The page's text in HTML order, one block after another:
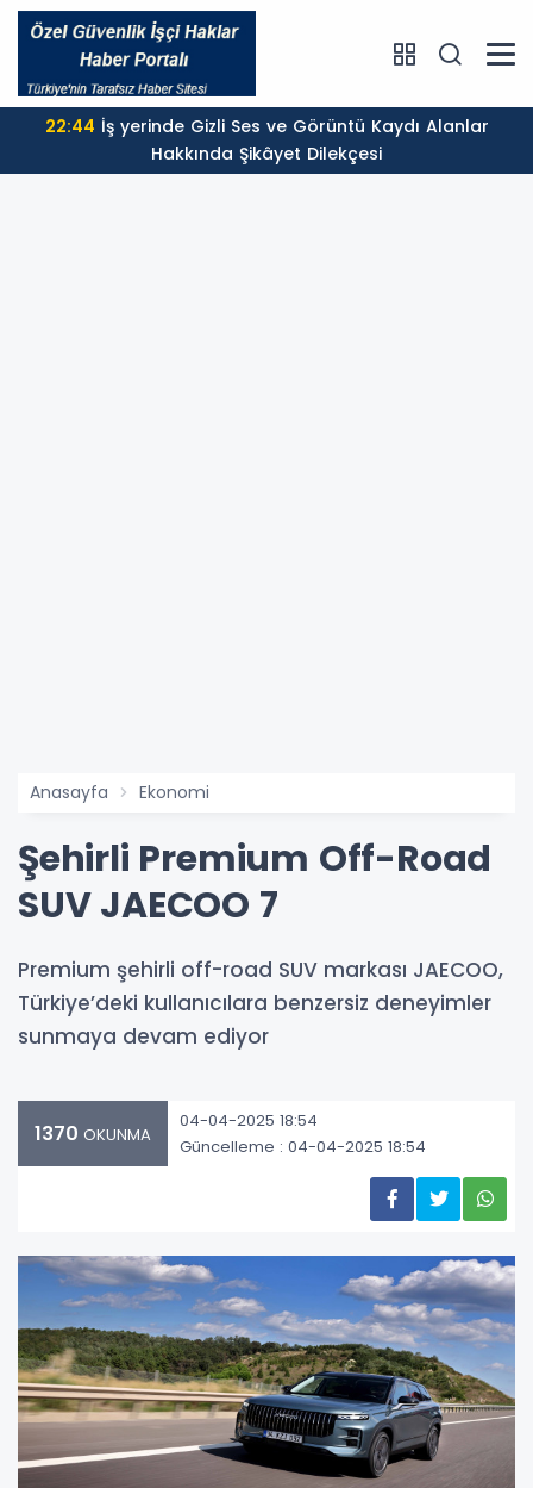
22:44
Hakkında Şikâyet Dilekçesi
Anasayfa Ekonomi
Şehirli Premium Off-Road
SUV JAECOO 7
Premium şehirli off-road SUV markası JAECOO,
Türkiye’deki kullanıcılara benzersiz deneyimler
sunmaya devam ediyor
1370 OKUNMA
04-04-2025 18:54
Güncelleme : 04-04-2025 18:54